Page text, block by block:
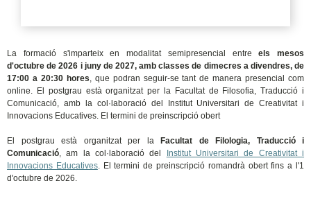
La formació s'imparteix en modalitat semipresencial entreels mesos
d'octubre de 2026 i juny de 2027, amb classes de dimecres a divendres, de
17:00 a 20:30 hores, que podran seguir-se tant de manera presencial com
online. El postgrau està organitzat per la Facultat de Filosofia, Traducció i
Comunicació, amb la col·laboració del Institut Universitari de Creativitat i
Innovacions Educatives. El termini de preinscripció obert
El postgrau està organitzat per la
Facultat de Filologia, Traducció i
Comunicació, am la col·laboració del
Institut Universitari de Creativitat i
Innovacions Educatives. El termini de preinscripció romandrà obert fins a l'1
d'octubre de 2026.